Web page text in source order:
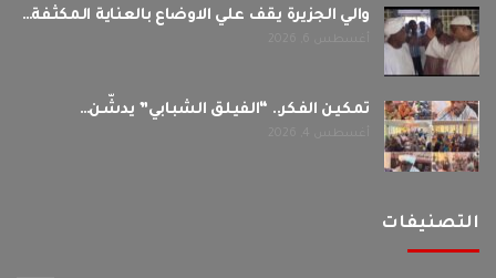
والي الجزيرة يقف علي الاوضاع بالعناية المكثفة…
تمكين الفكر.. “الفيلق الشبابي” يدشّن…
التصنيفات